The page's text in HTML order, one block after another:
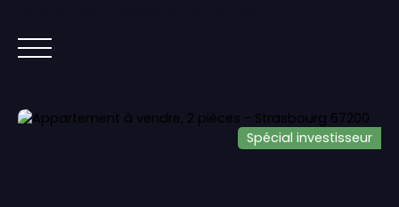
ACCUEIL ACHETER
IMMOBILIER NEUF
Spécial investisseur